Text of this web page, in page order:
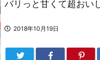
バリっと甘くて超おい
2018年10月19日